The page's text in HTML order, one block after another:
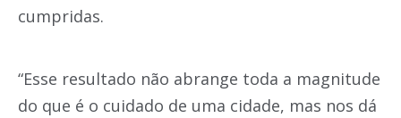
cumpridas.
“Esse resultado não abrange toda a magnitude
do que é o cuidado de uma cidade, mas nos dá